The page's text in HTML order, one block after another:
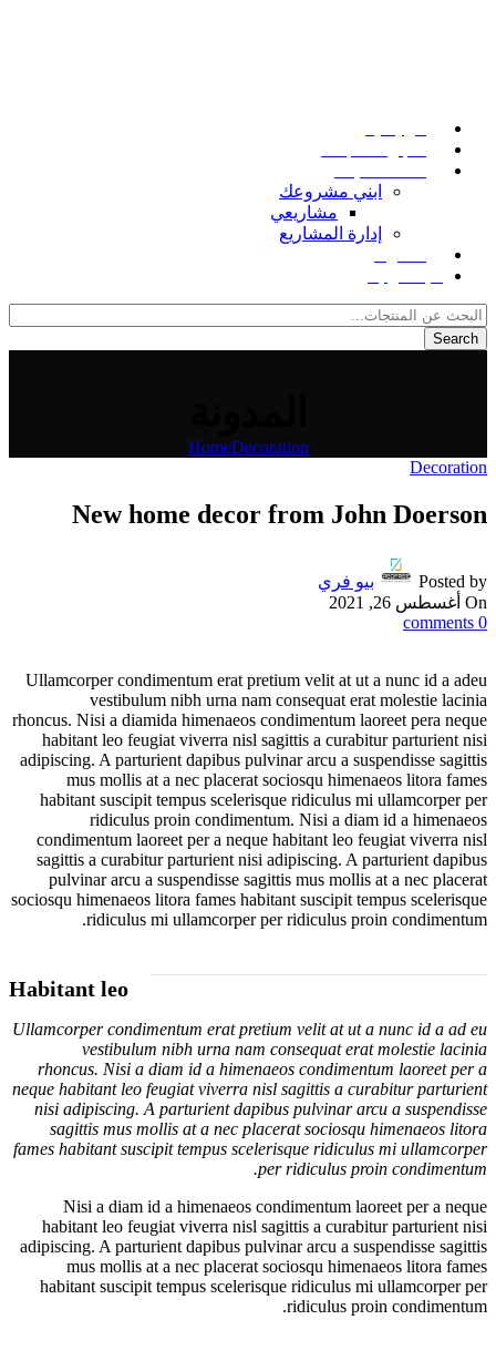
ابني مشروعك
مشاريعي
إدارة المشاريع
Search
HomeDecoration
Decoration
New home decor from John Doerson
Posted by
بيو فري
On أغسطس 26, 2021
0
comments
Ullamcorper condimentum erat pretium velit at ut a nunc id a adeu
vestibulum nibh urna nam consequat erat molestie lacinia
rhoncus. Nisi a diamida himenaeos condimentum laoreet pera neque
habitant leo feugiat viverra nisl sagittis a curabitur parturient nisi
adipiscing. A parturient dapibus pulvinar arcu a suspendisse sagittis
mus mollis at a nec placerat sociosqu himenaeos litora fames
habitant suscipit tempus scelerisque ridiculus mi ullamcorper per
ridiculus proin condimentum. Nisi a diam id a himenaeos
condimentum laoreet per a neque habitant leo feugiat viverra nisl
sagittis a curabitur parturient nisi adipiscing. A parturient dapibus
pulvinar arcu a suspendisse sagittis mus mollis at a nec placerat
sociosqu himenaeos litora fames habitant suscipit tempus scelerisque
ridiculus mi ullamcorper per ridiculus proin condimentum.
Habitant leo
Ullamcorper condimentum erat pretium velit at ut a nunc id a ad eu
vestibulum nibh urna nam consequat erat molestie lacinia
rhoncus. Nisi a diam id a himenaeos condimentum laoreet per a
neque habitant leo feugiat viverra nisl sagittis a curabitur parturient
nisi adipiscing. A parturient dapibus pulvinar arcu a suspendisse
sagittis mus mollis at a nec placerat sociosqu himenaeos litora
fames habitant suscipit tempus scelerisque ridiculus mi ullamcorper
per ridiculus proin condimentum.
Nisi a diam id a himenaeos condimentum laoreet per a neque
habitant leo feugiat viverra nisl sagittis a curabitur parturient nisi
adipiscing. A parturient dapibus pulvinar arcu a suspendisse sagittis
mus mollis at a nec placerat sociosqu himenaeos litora fames
habitant suscipit tempus scelerisque ridiculus mi ullamcorper per
ridiculus proin condimentum.